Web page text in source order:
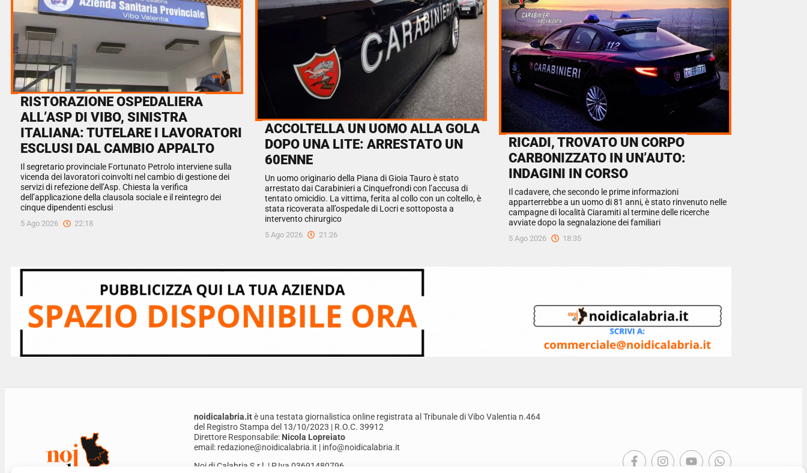
RISTORAZIONE OSPEDALIERA
ALL’ASP DI VIBO, SINISTRA
ITALIANA: TUTELARE I LAVORATORI
ESCLUSI DAL CAMBIO APPALTO
Il segretario provinciale Fortunato Petrolo interviene sulla
vicenda dei lavoratori coinvolti nel cambio di gestione dei
servizi di refezione dell’Asp. Chiesta la verifica
dell’applicazione della clausola sociale e il reintegro dei
cinque dipendenti esclusi
5 Ago 2026 22:18
ACCOLTELLA UN UOMO ALLA GOLA
DOPO UNA LITE: ARRESTATO UN
60ENNE
Un uomo originario della Piana di Gioia Tauro è stato
arrestato dai Carabinieri a Cinquefrondi con l’accusa di
tentato omicidio. La vittima, ferita al collo con un coltello, è
stata ricoverata all’ospedale di Locri e sottoposta a
intervento chirurgico
5 Ago 2026 21:26
RICADI, TROVATO UN CORPO
CARBONIZZATO IN UN’AUTO:
INDAGINI IN CORSO
Il cadavere, che secondo le prime informazioni
apparterrebbe a un uomo di 81 anni, è stato rinvenuto nelle
campagne di località Ciaramiti al termine delle ricerche
avviate dopo la segnalazione dei familiari
5 Ago 2026 18:35
noidicalabria.itè una testata giornalistica online registrata al Tribunale di Vibo Valentia n.464
del Registro Stampa del 13/10/2023 | R.O.C. 39912
Direttore Responsabile: Nicola Lopreiato
email: redazione@noidicalabria.it | info@noidicalabria.it
Noi di Calabria S.r.l. | P.Iva 03691480796